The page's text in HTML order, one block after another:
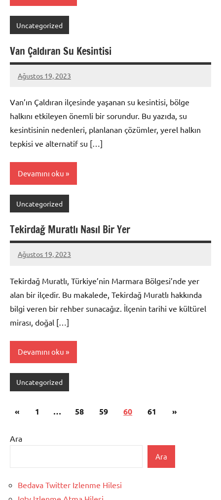
Uncategorized
Van Çaldıran Su Kesintisi
Ağustos 19, 2023
admin
Van’ın Çaldıran ilçesinde yaşanan su kesintisi, bölge
halkını etkileyen önemli bir sorundur. Bu yazıda, su
kesintisinin nedenleri, planlanan çözümler, yerel halkın
tepkisi ve alternatif su […]
Devamını oku
Uncategorized
Tekirdağ Muratlı Nasıl Bir Yer
Ağustos 19, 2023
admin
Tekirdağ Muratlı, Türkiye’nin Marmara Bölgesi’nde yer
alan bir ilçedir. Bu makalede, Tekirdağ Muratlı hakkında
bilgi veren bir rehber sunacağız. İlçenin tarihi ve kültürel
mirası, doğal […]
Devamını oku
Uncategorized
Yazı
«Önceki
1 … 58 59 60 61
Sonraki
»
Ara
Ara
Bedava Twitter Izlenme Hilesi